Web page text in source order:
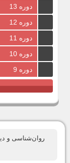
دوره 13
دوره 12
دوره 11
دوره 10
دوره 9